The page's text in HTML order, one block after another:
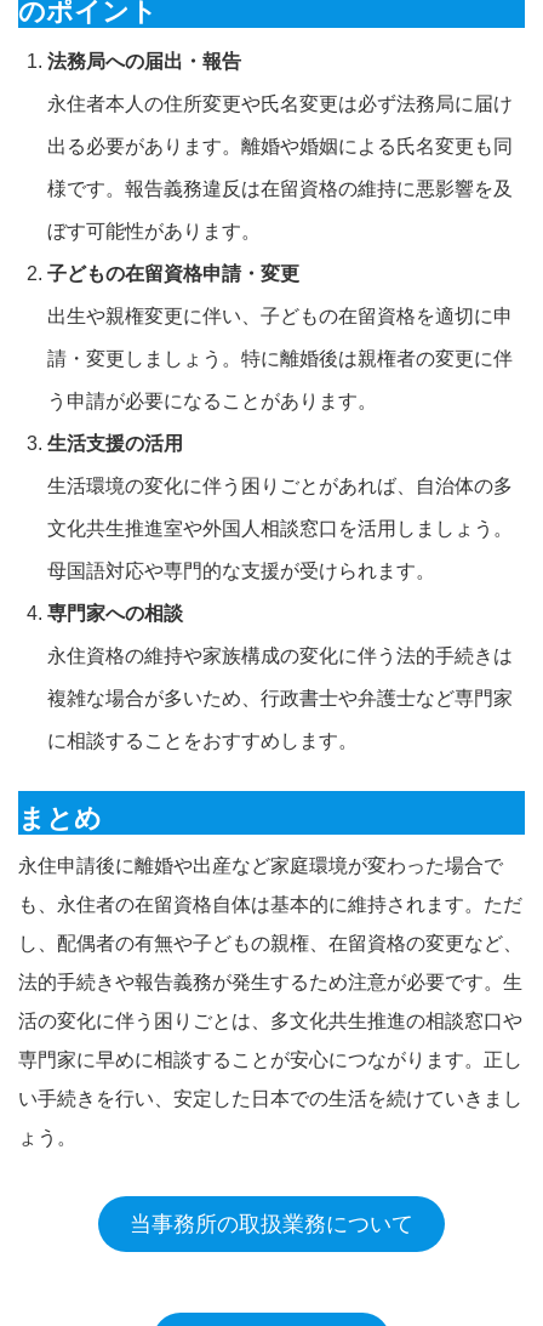
のポイント
法務局への届出・報告
永住者本人の住所変更や氏名変更は必ず法務局に届け
出る必要があります。離婚や婚姻による氏名変更も同
様です。報告義務違反は在留資格の維持に悪影響を及
ぼす可能性があります。
子どもの在留資格申請・変更
出生や親権変更に伴い、子どもの在留資格を適切に申
請・変更しましょう。特に離婚後は親権者の変更に伴
う申請が必要になることがあります。
生活支援の活用
生活環境の変化に伴う困りごとがあれば、自治体の多
文化共生推進室や外国人相談窓口を活用しましょう。
母国語対応や専門的な支援が受けられます。
専門家への相談
永住資格の維持や家族構成の変化に伴う法的手続きは
複雑な場合が多いため、行政書士や弁護士など専門家
に相談することをおすすめします。
まとめ
永住申請後に離婚や出産など家庭環境が変わった場合で
も、永住者の在留資格自体は基本的に維持されます。ただ
し、配偶者の有無や子どもの親権、在留資格の変更など、
法的手続きや報告義務が発生するため注意が必要です。生
活の変化に伴う困りごとは、多文化共生推進の相談窓口や
専門家に早めに相談することが安心につながります。正し
い手続きを行い、安定した日本での生活を続けていきまし
ょう。
当事務所の取扱業務について